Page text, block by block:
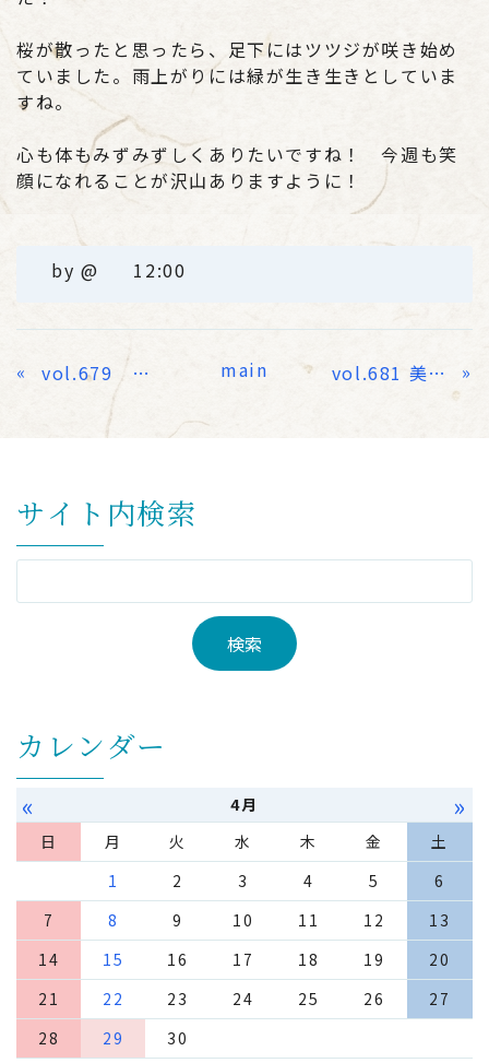
桜が散ったと思ったら、足下にはツツジが咲き始め
ていました。雨上がりには緑が生き生きとしていま
すね。
心も体もみずみずしくありたいですね！ 今週も笑
顔になれることが沢山ありますように！
by @ 12:00
« vol.679 921大地震から25年
main vol.681 美しさに
»
サイト内検索
カレンダー
« 4月 »
日 月 火 水 木 金
土
1
2 3 4 5
6
7
8 9 10 11 12
13
14
15 16 17 18 19
20
21
22 23 24 25 26
27
28
29 30